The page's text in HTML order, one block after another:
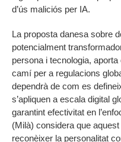
d’ús maliciós per IA.
La proposta danesa sobre
potencialment
persona i tecnologia,
camí per a regulacions
dependrà de com es
s’apliquen a escala digital
garantint efectivitat en
(Milà) considera que
reconèixer la personalitat